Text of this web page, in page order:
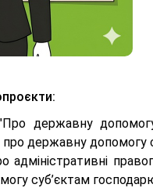
державну
державну допомогу
суб’єктам